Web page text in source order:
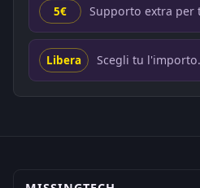
5€ Supporto extra per
Libera Scegli tu l'importo.